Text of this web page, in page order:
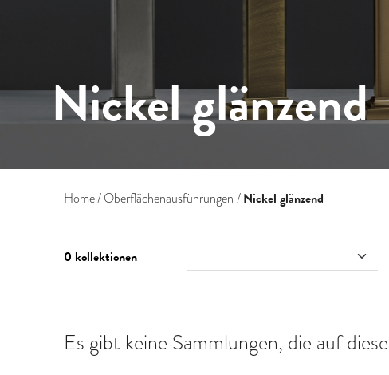
Nickel glänzend
Home Oberflächenausführungen Nickel glänzend
0 kollektionen
Es gibt keine Sammlungen, die auf